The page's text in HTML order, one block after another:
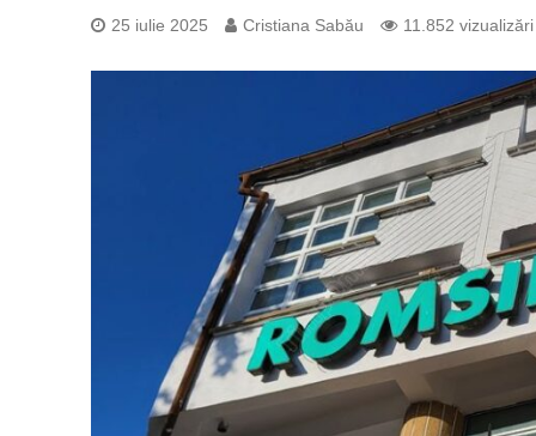
25 iulie 2025 Cristiana Sabău 11.852 vizualizări